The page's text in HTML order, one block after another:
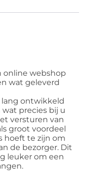
online webshop
wat geleverd
ontwikkeld
precies bij u
versturen van
groot voordeel
hoeft te zijn om
de bezorger. Dit
leuker om een